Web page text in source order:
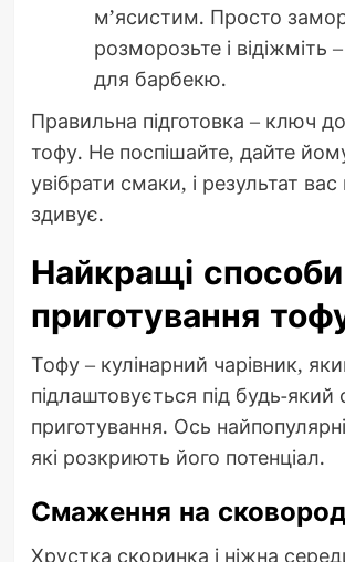
м’ясистим. Просто
розморозьте і відіжміть
для барбекю.
Правильна підготовка – ключ
тофу. Не поспішайте, дайте
увібрати смаки, і результат
здивує.
Найкращі способи
приготування
Тофу – кулінарний чарівник,
підлаштовується під будь-який
приготування. Ось
які розкриють його потенціал.
Смаження на
Хрустка скоринка і ніжна